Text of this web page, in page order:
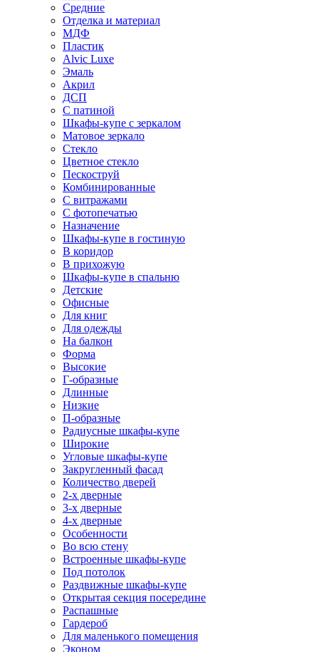
Средние
Отделка и материал
МДФ
Пластик
Alvic Luxe
Эмаль
Акрил
ДСП
С патиной
Шкафы-купе с зеркалом
Матовое зеркало
Стекло
Цветное стекло
Пескоструй
Комбинированные
С витражами
С фотопечатью
Назначение
Шкафы-купе в гостиную
В коридор
В прихожую
Шкафы-купе в спальню
Детские
Офисные
Для книг
Для одежды
На балкон
Форма
Высокие
Г-образные
Длинные
Низкие
П-образные
Радиусные шкафы-купе
Широкие
Угловые шкафы-купе
Закругленный фасад
Количество дверей
2-х дверные
3-х дверные
4-х дверные
Особенности
Во всю стену
Встроенные шкафы-купе
Под потолок
Раздвижные шкафы-купе
Открытая секция посередине
Распашные
Гардероб
Для маленького помещения
Эконом